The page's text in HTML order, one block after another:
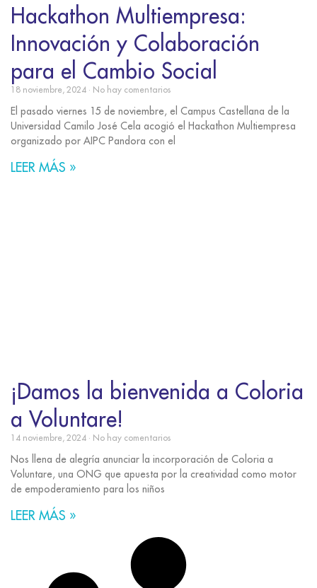
Hackathon Multiempresa:
Innovación y Colaboración
para el Cambio Social
18 noviembre, 2024 No hay comentarios
El pasado viernes 15 de noviembre, el Campus Castellana de la
Universidad Camilo José Cela acogió el Hackathon Multiempresa
organizado por AIPC Pandora con el
LEER MÁS »
¡Damos la bienvenida a Coloria
a Voluntare!
14 noviembre, 2024 No hay comentarios
Nos llena de alegría anunciar la incorporación de Coloria a
Voluntare, una ONG que apuesta por la creatividad como motor
de empoderamiento para los niños
LEER MÁS »